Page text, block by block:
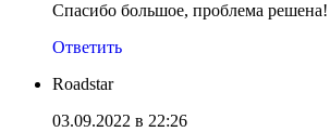
Спасибо большое, проблема решена!
Ответить
Roadstar
03.09.2022 в 22:26